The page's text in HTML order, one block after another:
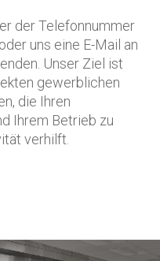
der Telefonnummer
uns eine E-Mail an
Unser Ziel ist
gewerblichen
die Ihren
Ihrem Betrieb zu
verhilft.